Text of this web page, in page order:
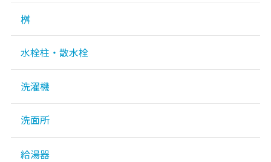
桝
水栓柱・散水栓
洗濯機
洗面所
給湯器